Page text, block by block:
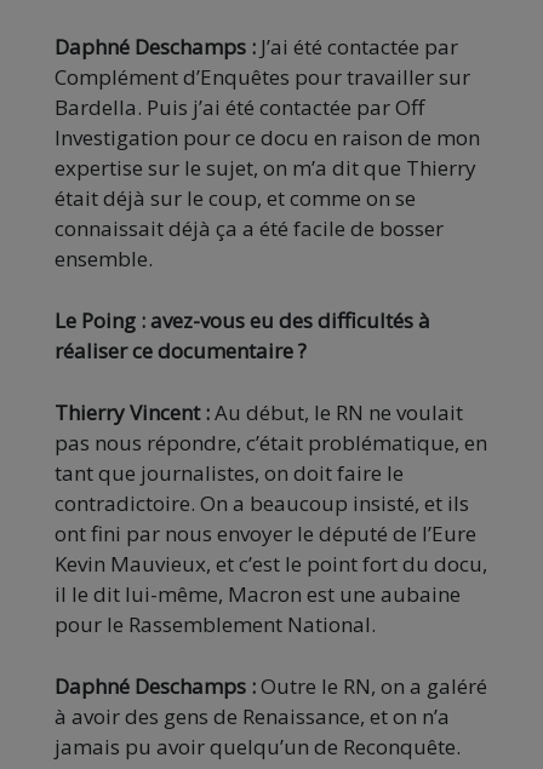
Daphné Deschamps : J’ai été contactée par
Complément d’Enquêtes pour travailler sur
Bardella. Puis j’ai été contactée par Off
Investigation pour ce docu en raison de mon
expertise sur le sujet, on m’a dit que Thierry
était déjà sur le coup, et comme on se
connaissait déjà ça a été facile de bosser
ensemble.
Le Poing : avez-vous eu des difficultés à
réaliser ce documentaire ?
Thierry Vincent :Au début, le RN ne voulait
pas nous répondre, c’était problématique, en
tant que journalistes, on doit faire le
contradictoire. On a beaucoup insisté, et ils
ont fini par nous envoyer le député de l’Eure
Kevin Mauvieux, et c’est le point fort du docu,
il le dit lui-même, Macron est une aubaine
pour le Rassemblement National.
Daphné Deschamps :Outre le RN, on a galéré
à avoir des gens de Renaissance, et on n’a
jamais pu avoir quelqu’un de Reconquête.